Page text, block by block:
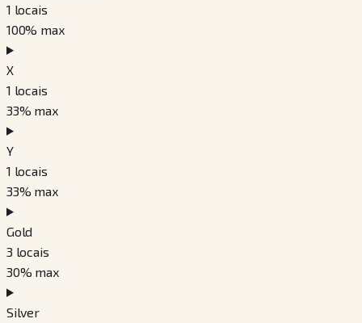
1 locais
100% max
X
1 locais
33% max
Y
1 locais
33% max
Gold
3 locais
30% max
Silver